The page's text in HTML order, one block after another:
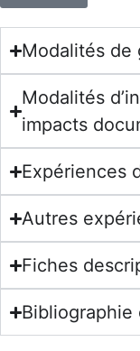
Modalités de
Modalités
impacts
Expériences
Autres
Fiches
Bibliographie